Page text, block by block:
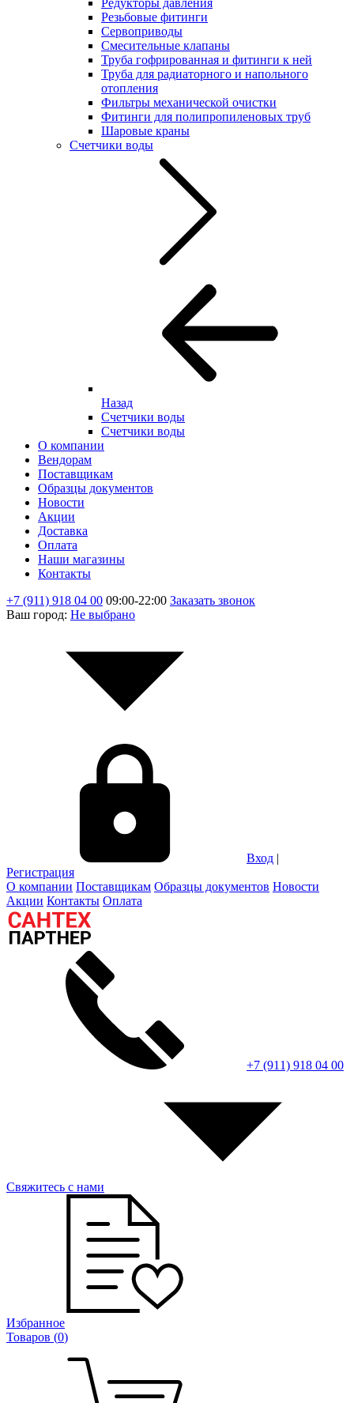
Редукторы давления
Резьбовые фитинги
Сервоприводы
Смесительные клапаны
Труба гофрированная и фитинги к ней
Труба для радиаторного и напольного
отопления
Фильтры механической очистки
Фитинги для полипропиленовых труб
Шаровые краны
Счетчики воды
Назад
Счетчики воды
Счетчики воды
О компании
Вендорам
Поставщикам
Образцы документов
Новости
Акции
Доставка
Оплата
Наши магазины
Контакты
+7 (911) 918 04 00 09:00-22:00 Заказать звонок
Ваш город: Не выбрано
Вход |
Регистрация
О компании Поставщикам Образцы документов Новости
Акции Контакты Оплата
+7 (911) 918 04 00
Свяжитесь с нами
Избранное
Товаров (0)